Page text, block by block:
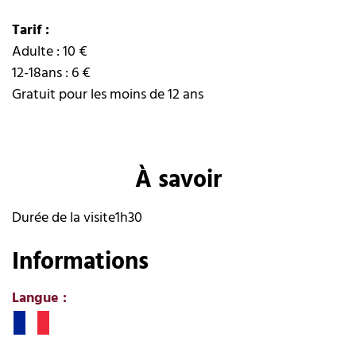
Tarif :
Adulte : 10 €
12-18ans : 6 €
Gratuit pour les moins de 12 ans
À savoir
Durée de la visite1h30
Informations
Langue :